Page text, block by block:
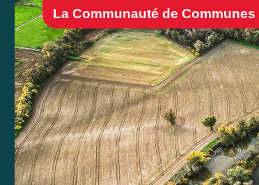
La Communauté de Communes